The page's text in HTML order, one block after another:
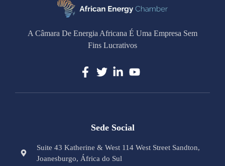
A Câmara De Energia Africana É Uma Empresa Sem
Fins Lucrativos
Sede Social
Suite 43 Katherine & West 114 West Street Sandton,
Joanesburgo, África do Sul